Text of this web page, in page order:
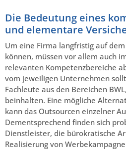
Die Bedeutung eines
und elementare
Um eine Firma langfristig auf
können, müssen vor allem auch
relevanten Kompetenzbereiche
vom jeweiligen Unternehmen
Fachleute aus den Bereichen
beinhalten. Eine mögliche
kann das Outsourcen einzelner
Dementsprechend finden sich
Dienstleister, die bürokratische
Realisierung von